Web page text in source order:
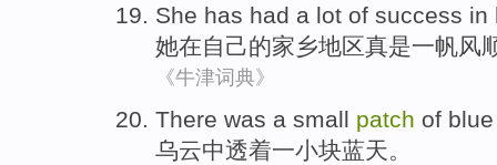
She has had a lot of success in
她在自己的家乡地区真是一帆风
《牛津词典》
There was a small patch of blue
乌云中透着一小块蓝天。